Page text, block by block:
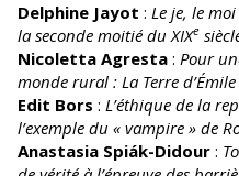
Delphine Jayot : Le je, le
la seconde moitié du XIXe
Nicoletta Agresta : Pour
monde rural : La Terre
Edit Bors : L’éthique de la
l’exemple du « vampire » de
Anastasia Spiák-Didour :